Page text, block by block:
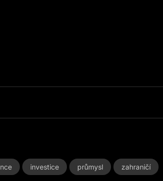
investice průmysl zahraničí